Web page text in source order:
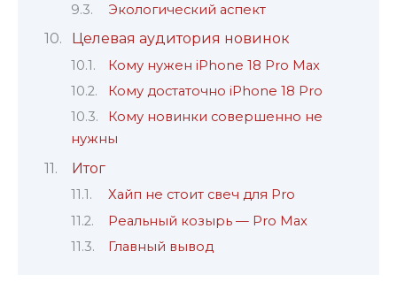
Экологический аспект
Целевая аудитория новинок
Кому нужен iPhone 18 Pro Max
Кому достаточно iPhone 18 Pro
Кому новинки совершенно не
нужны
Итог
Хайп не стоит свеч для Pro
Реальный козырь — Pro Max
Главный вывод